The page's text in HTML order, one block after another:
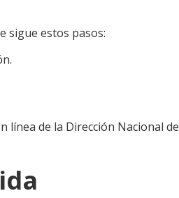
sigue estos pasos:
línea de la Dirección Nacional de